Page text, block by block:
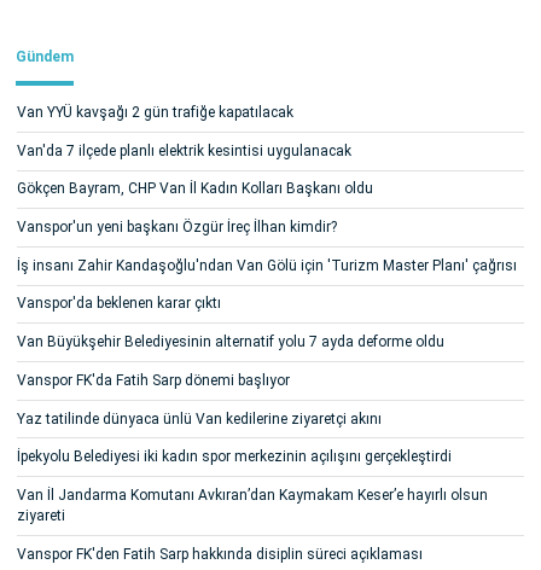
Gündem
Van YYÜ kavşağı 2 gün trafiğe kapatılacak
Van'da 7 ilçede planlı elektrik kesintisi uygulanacak
Gökçen Bayram, CHP Van İl Kadın Kolları Başkanı oldu
Vanspor'un yeni başkanı Özgür İreç İlhan kimdir?
İş insanı Zahir Kandaşoğlu'ndan Van Gölü için 'Turizm Master Planı' çağrısı
Vanspor'da beklenen karar çıktı
Van Büyükşehir Belediyesinin alternatif yolu 7 ayda deforme oldu
Vanspor FK'da Fatih Sarp dönemi başlıyor
Yaz tatilinde dünyaca ünlü Van kedilerine ziyaretçi akını
İpekyolu Belediyesi iki kadın spor merkezinin açılışını gerçekleştirdi
Van İl Jandarma Komutanı Avkıran’dan Kaymakam Keser’e hayırlı olsun
ziyareti
Vanspor FK'den Fatih Sarp hakkında disiplin süreci açıklaması